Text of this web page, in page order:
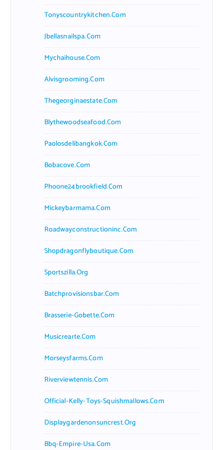
Tonyscountrykitchen.com
Jbellasnailspa.com
Mychaihouse.com
Alvisgrooming.com
Thegeorginaestate.com
Blythewoodseafood.com
Paolosdelibangkok.com
Bobacove.com
Phoone24brookfield.com
Mickeybarmama.com
Roadwayconstructioninc.com
Shopdragonflyboutique.com
Sportszilla.org
Batchprovisionsbar.com
Brasserie-Gobette.com
Musicrearte.com
Morseysfarms.com
Riverviewtennis.com
Official-Kelly-Toys-Squishmallows.com
Displaygardenonsuncrest.org
Bbq-Empire-Usa.com